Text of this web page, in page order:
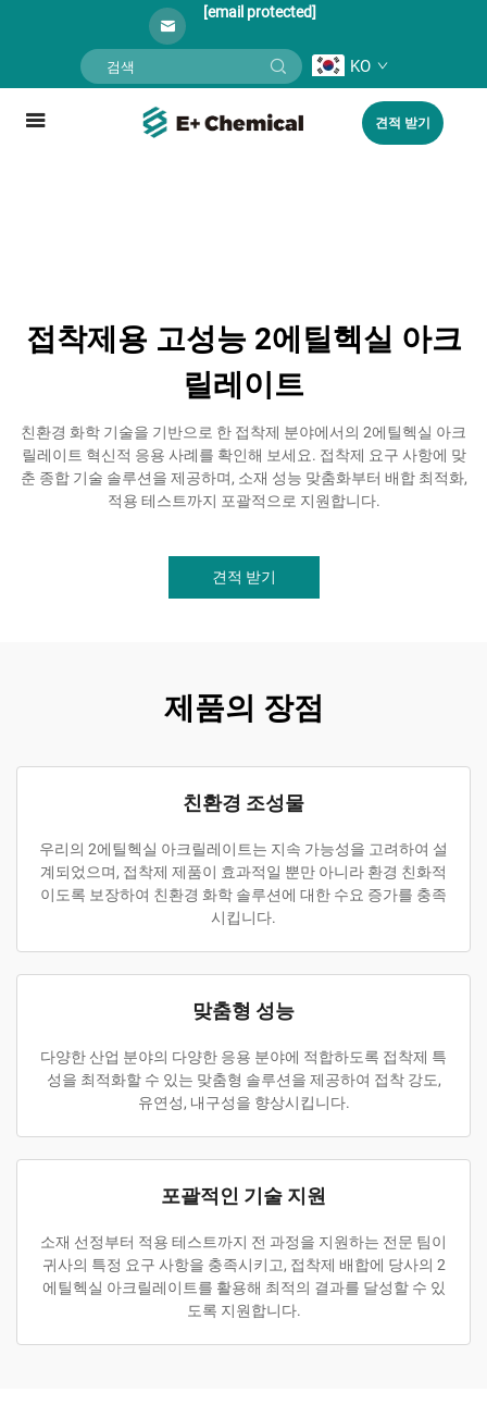
[email protected]
KO
견적 받기
접착제용 고성능 2에틸헥실 아크
릴레이트
친환경 화학 기술을 기반으로 한 접착제 분야에서의 2에틸헥실 아크
릴레이트 혁신적 응용 사례를 확인해 보세요. 접착제 요구 사항에 맞
춘 종합 기술 솔루션을 제공하며, 소재 성능 맞춤화부터 배합 최적화,
적용 테스트까지 포괄적으로 지원합니다.
견적 받기
제품의 장점
친환경 조성물
우리의 2에틸헥실 아크릴레이트는 지속 가능성을 고려하여 설
계되었으며, 접착제 제품이 효과적일 뿐만 아니라 환경 친화적
이도록 보장하여 친환경 화학 솔루션에 대한 수요 증가를 충족
시킵니다.
맞춤형 성능
다양한 산업 분야의 다양한 응용 분야에 적합하도록 접착제 특
성을 최적화할 수 있는 맞춤형 솔루션을 제공하여 접착 강도,
유연성, 내구성을 향상시킵니다.
포괄적인 기술 지원
소재 선정부터 적용 테스트까지 전 과정을 지원하는 전문 팀이
귀사의 특정 요구 사항을 충족시키고, 접착제 배합에 당사의 2
에틸헥실 아크릴레이트를 활용해 최적의 결과를 달성할 수 있
도록 지원합니다.